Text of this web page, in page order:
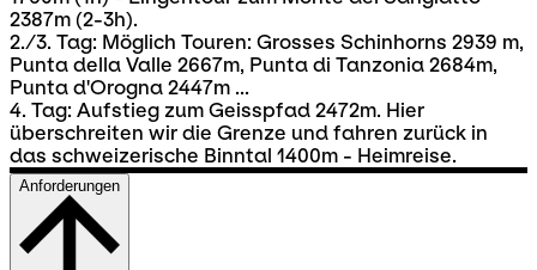
2387m (2-3h).
2./3. Tag: Möglich Touren: Grosses Schinhorns 2939 m,
Punta della Valle 2667m, Punta di Tanzonia 2684m,
Punta d'Orogna 2447m ...
4. Tag: Aufstieg zum Geisspfad 2472m. Hier
überschreiten wir die Grenze und fahren zurück in
das schweizerische Binntal 1400m - Heimreise.
Anforderungen